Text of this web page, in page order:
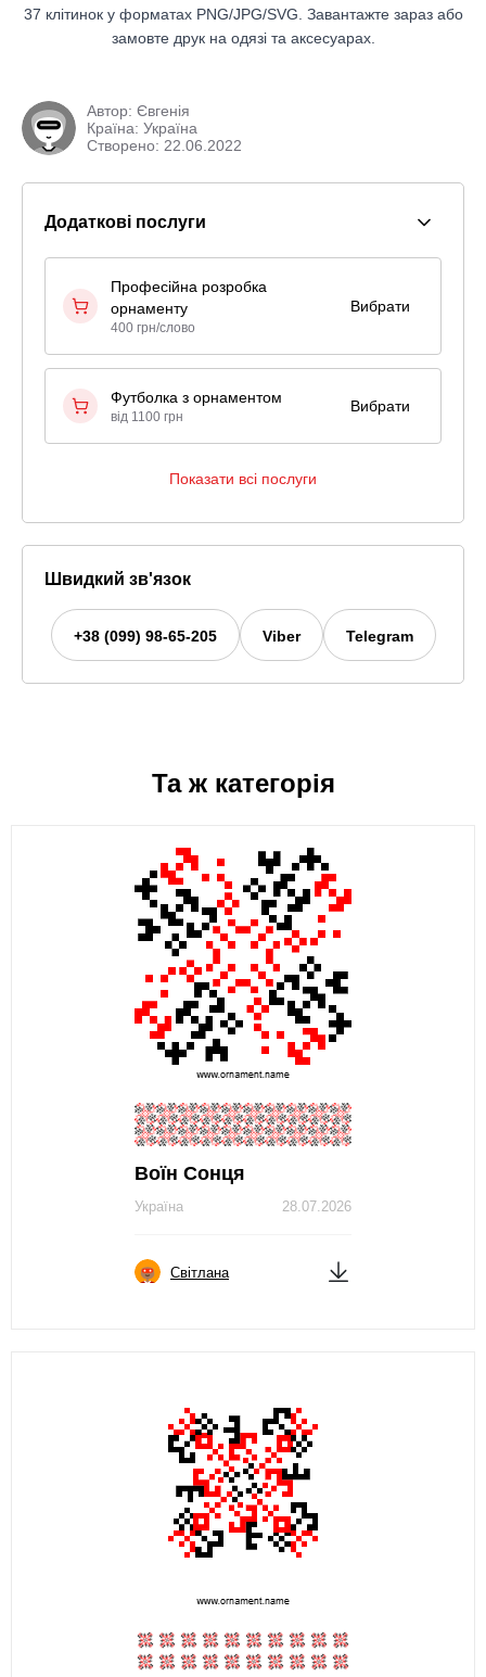
37 клітинок у форматах PNG/JPG/SVG. Завантажте зараз або
замовте друк на одязі та аксесуарах.
Автор: Євгенія
Країна: Україна
Створено: 22.06.2022
Додаткові послуги
Професійна розробка
орнаменту
400 грн/слово
Вибрати
Футболка з орнаментом
від 1100 грн
Вибрати
Показати всі послуги
Швидкий зв'язок
+38 (099) 98-65-205 Viber Telegram
Та ж категорія
Воїн Сонця
28.07.2026
Україна
Світлана